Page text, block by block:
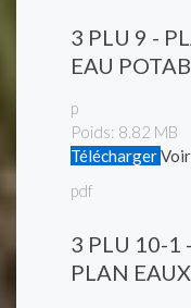
3 PLU 9 -
EAU
p
Poids: 8.82 MB
TéléchargerVoir
pdf
3 PLU 10-1
PLAN